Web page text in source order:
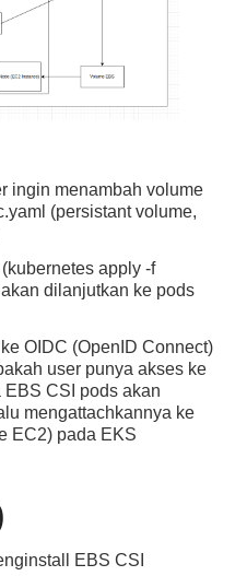
ingin menambah volume
(persistant volume,
apply -f
dilanjutkan ke pods
OIDC (OpenID Connect)
user punya akses ke
CSI pods akan
mengattachkannya ke
EC2) pada EKS
EBS CSI